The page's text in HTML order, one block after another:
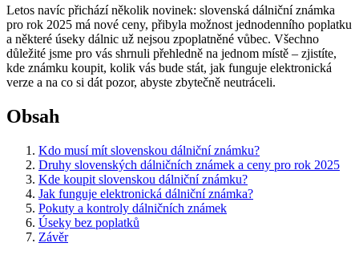
Letos navíc přichází několik novinek: slovenská dálniční známka
pro rok 2025 má nové ceny, přibyla možnost jednodenního poplatku
a některé úseky dálnic už nejsou zpoplatněné vůbec. Všechno
důležité jsme pro vás shrnuli přehledně na jednom místě – zjistíte,
kde známku koupit, kolik vás bude stát, jak funguje elektronická
verze a na co si dát pozor, abyste zbytečně neutráceli.
Obsah
Kdo musí mít slovenskou dálniční známku?
Druhy slovenských dálničních známek a ceny pro rok 2025
Kde koupit slovenskou dálniční známku?
Jak funguje elektronická dálniční známka?
Pokuty a kontroly dálničních známek
Úseky bez poplatků
Závěr